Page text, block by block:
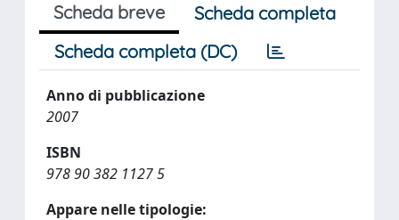
Scheda breve
Scheda completa
Scheda completa (DC)
Anno di pubblicazione
2007
ISBN
978 90 382 1127 5
Appare nelle tipologie: